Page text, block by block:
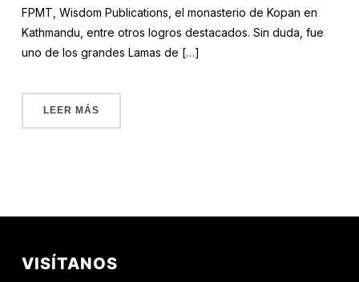
FPMT, Wisdom Publications, el monasterio de Kopan en
Kathmandu, entre otros logros destacados. Sin duda, fue
uno de los grandes Lamas de […]
LEER MÁS
VISÍTANOS